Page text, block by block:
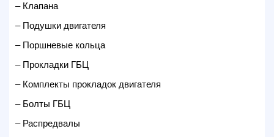
– Клапана
– Подушки двигателя
– Поршневые кольца
– Прокладки ГБЦ
– Комплекты прокладок двигателя
– Болты ГБЦ
– Распредвалы